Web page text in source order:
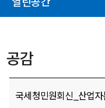
공감
국세청민원회신_산업